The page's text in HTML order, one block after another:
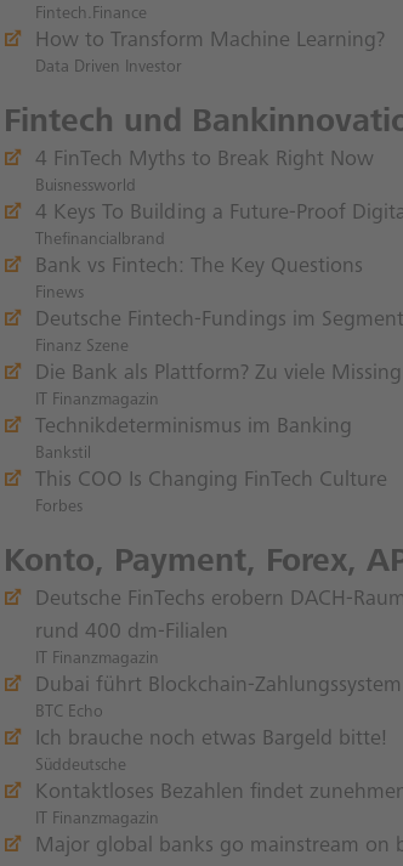
Fintech.Finance
How to Transform Machine Learning?
Data Driven Investor
Fintech und
4 FinTech Myths to Break Right Now
Buisnessworld
4 Keys To Building a Future-Proof
Thefinancialbrand
Bank vs Fintech: The Key Questions
Finews
Deutsche Fintech-Fundings im
Finanz Szene
Die Bank als Plattform? Zu viele
IT Finanzmagazin
Technikdeterminismus im Banking
Bankstil
This COO Is Changing FinTech Culture
Forbes
Konto, Payment, Forex,
Deutsche FinTechs erobern DACH-
rund 400 dm-Filialen
IT Finanzmagazin
Dubai führt Blockchain-
BTC Echo
Ich brauche noch etwas Bargeld bitte!
Süddeutsche
Kontaktloses Bezahlen findet
IT Finanzmagazin
Major global banks go mainstream on